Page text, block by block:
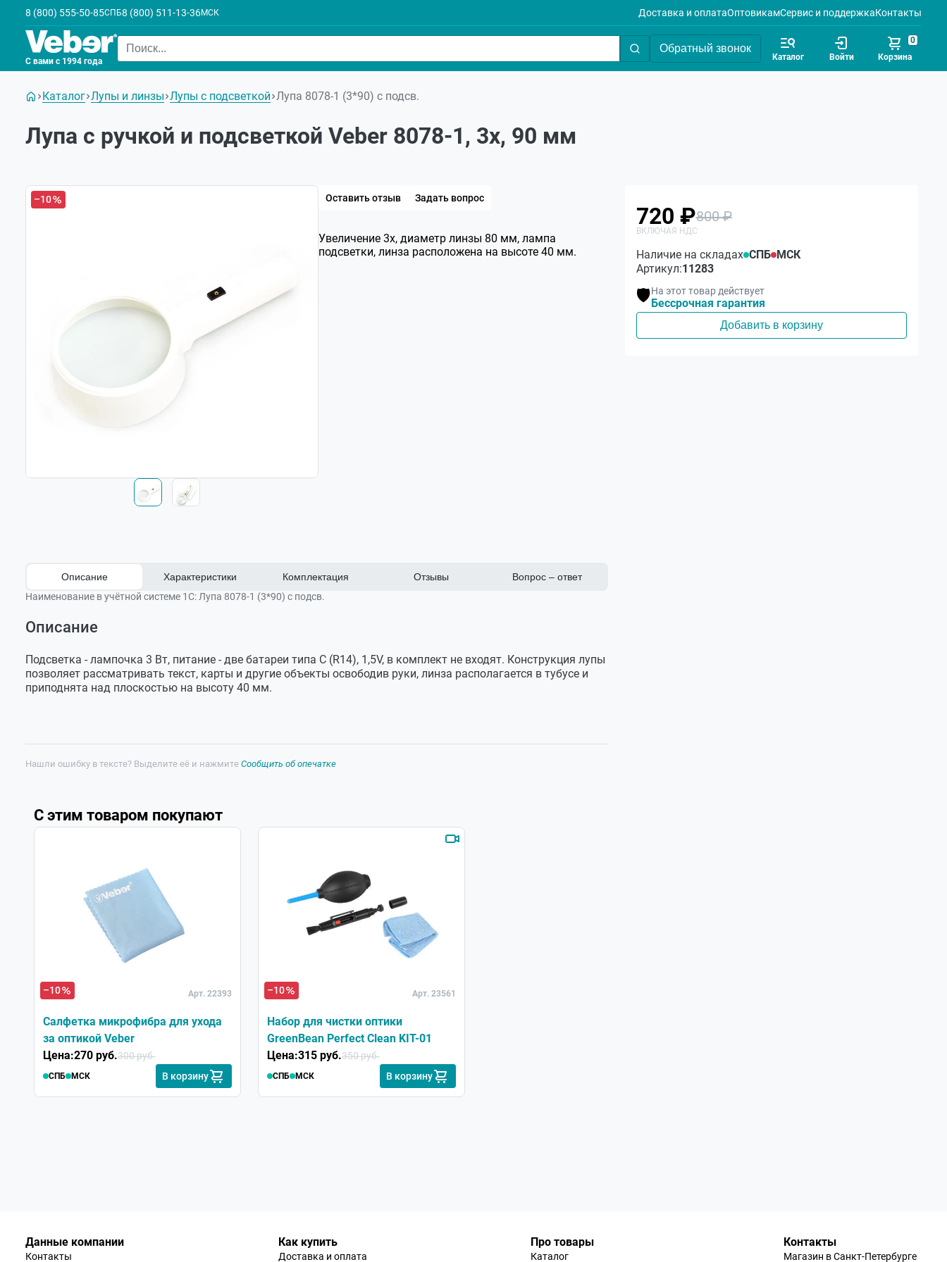
8 (800) 555-50-85СПБ8 (800) 511-13-36МСК Доставка и оплатаОптовикамСервис и поддержкаКонтакты
С вами с 1994 года
Обратный звонок
Каталог Войти Корзина
0
Каталог Лупы и линзы Лупы с подсветкой Лупа 8078-1 (3*90) с подсв.
Лупа с ручкой и подсветкой Veber 8078-1, 3x, 90 мм
–10 Оставить отзыв Задать вопрос
Увеличение 3х, диаметр линзы 80 мм, лампа
подсветки, линза расположена на высоте 40 мм.
Описание Характеристики Комплектация Отзывы
Вопрос – ответ
Наименование в учётной системе 1С: Лупа 8078-1 (3*90) с подсв.
Описание
Подсветка - лампочка 3 Вт, питание - две батареи типа C (R14), 1,5V, в комплект не входят. Конструкция лупы
позволяет рассматривать текст, карты и другие объекты освободив руки, линза располагается в тубусе и
приподнята над плоскостью на высоту 40 мм.
Увеличение,
Диаметр
линзы, мм
80
Материал
стекло
Размеры, мм 238х105х50
Лупа 8078-1
Оставить отзыв
Задать вопрос
Нашли ошибку в тексте? Выделите её и нажмите Сообщить об опечатке
720 ₽800 ₽
Наличие на складах СПБ МСК
Артикул:11283
🛡️На этот товар действует
Бессрочная гарантия
Добавить в корзину
С этим товаром покупают
–10 Арт. 22393
Салфетка микрофибра для ухода
за оптикой Veber
Цена:270 руб.300 руб.
СПБ МСК В корзину
–10 Арт. 23561
Набор для чистки оптики
GreenBean Perfect Clean KIT-01
Цена:315 руб.350 руб.
СПБ МСК В корзину
Данные компании
Контакты
Как купить
Доставка и оплата
Про товары
Каталог
Контакты
Магазин в Санкт-Петербурге